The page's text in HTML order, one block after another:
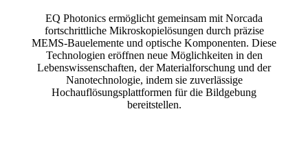
EQ Photonics ermöglicht gemeinsam mit Norcada
fortschrittliche Mikroskopielösungen durch präzise
MEMS-Bauelemente und optische Komponenten. Diese
Technologien eröffnen neue Möglichkeiten in den
Lebenswissenschaften, der Materialforschung und der
Nanotechnologie, indem sie zuverlässige
Hochauflösungsplattformen für die Bildgebung
bereitstellen.